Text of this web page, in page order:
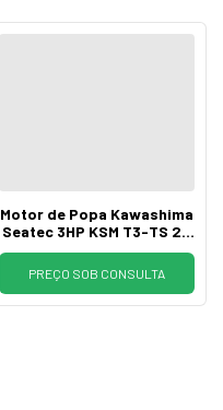
Motor de Popa Kawashima
Seatec 3HP KSM T3-TS 2T
para Botes
PREÇO SOB CONSULTA